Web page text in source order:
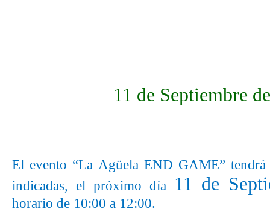
11 de Septiembre
El evento “La Agüela END GAME” tendrá
indicadas, el próximo día
11 de
horario de 10:00 a 12:00.